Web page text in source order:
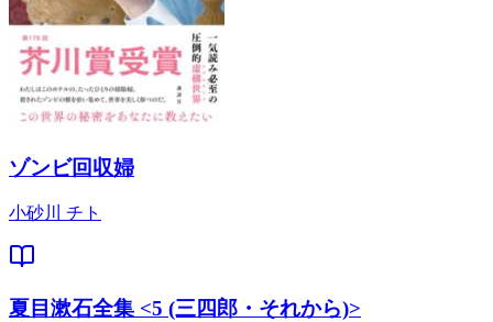
ゾンビ回収婦
小砂川 チト
夏目漱石全集 <5 (三四郎・それから)>